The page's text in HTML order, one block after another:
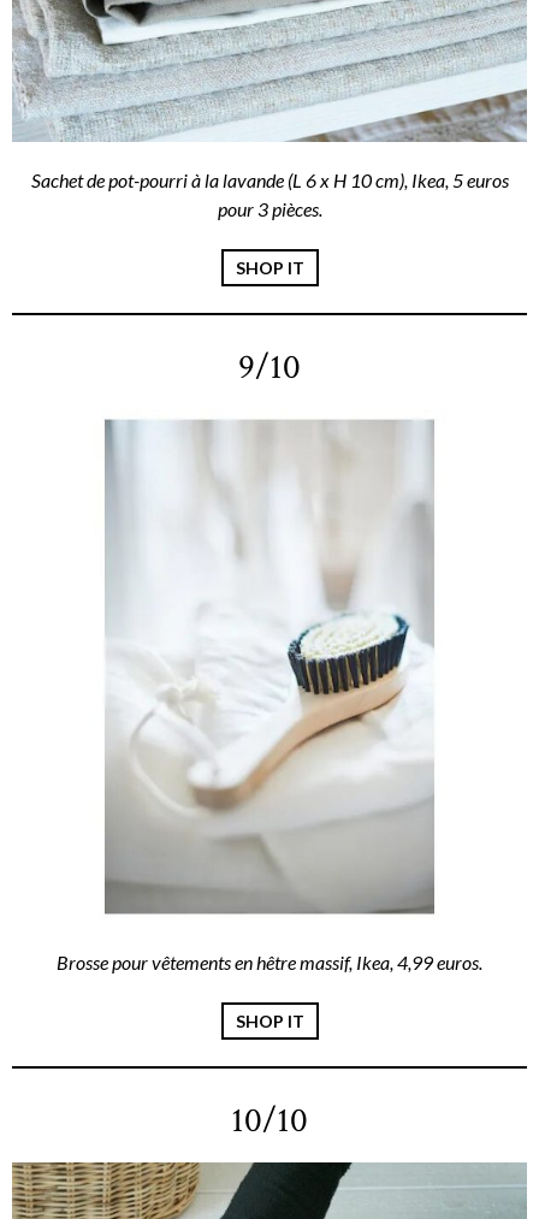
Sachet de pot-pourri à la lavande (L 6 x H 10 cm), Ikea, 5 euros
pour 3 pièces.
SHOP IT
9/10
Brosse pour vêtements en hêtre massif, Ikea, 4,99 euros.
SHOP IT
10/10